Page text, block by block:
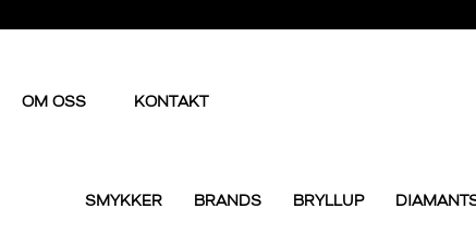
OM OSS KONTAKT
SMYKKER BRANDS BRYLLUP